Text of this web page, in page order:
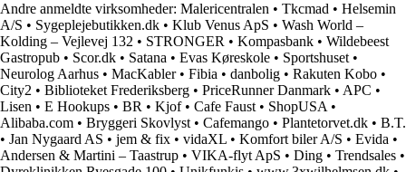
Andre anmeldte virksomheder: Malericentralen • Tkcmad • Helsemin
A/S • Sygeplejebutikken.dk • Klub Venus ApS • Wash World –
Kolding – Vejlevej 132 • STRONGER • Kompasbank • Wildebeest
Gastropub • Scor.dk • Satana • Evas Køreskole • Sportshuset •
Neurolog Aarhus • MacKabler• Fibia • danbolig • Rakuten Kobo •
City2 • Biblioteket Frederiksberg • PriceRunner Danmark • APC •
Lisen • E Hookups • BR • Kjof• Cafe Faust • ShopUSA •
Alibaba.com • Bryggeri Skovlyst • Cafemango • Plantetorvet.dk • B.T.
• Jan Nygaard AS • jem & fix • vidaXL • Komfort biler A/S • Evida •
Andersen & Martini – Taastrup • VIKA-flyt ApS • Ding • Trendsales •